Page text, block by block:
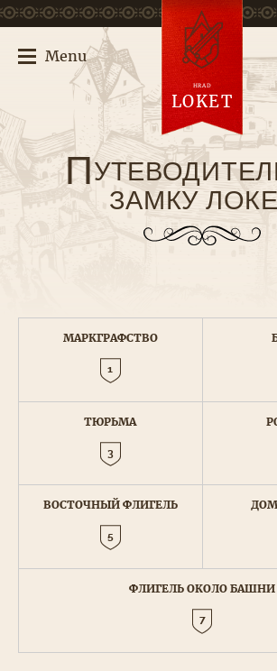
П
ЗАМКУ
МАРКГРАФСТВО
1
ТЮРЬМА
3
ВОСТОЧНЫЙ ФЛИГЕЛЬ
5
ФЛИГЕЛЬ ОКОЛО БАШНИ
7
Menu
HRAD
LOKET